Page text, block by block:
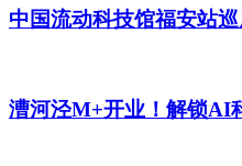
中国流动科技馆福安站
漕河泾M+开业！解锁AI